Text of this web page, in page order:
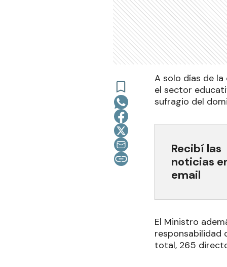
A solo días de
el sector
sufragio del
Recibí las
noticias
email
El Ministro
responsabilidad
total, 265